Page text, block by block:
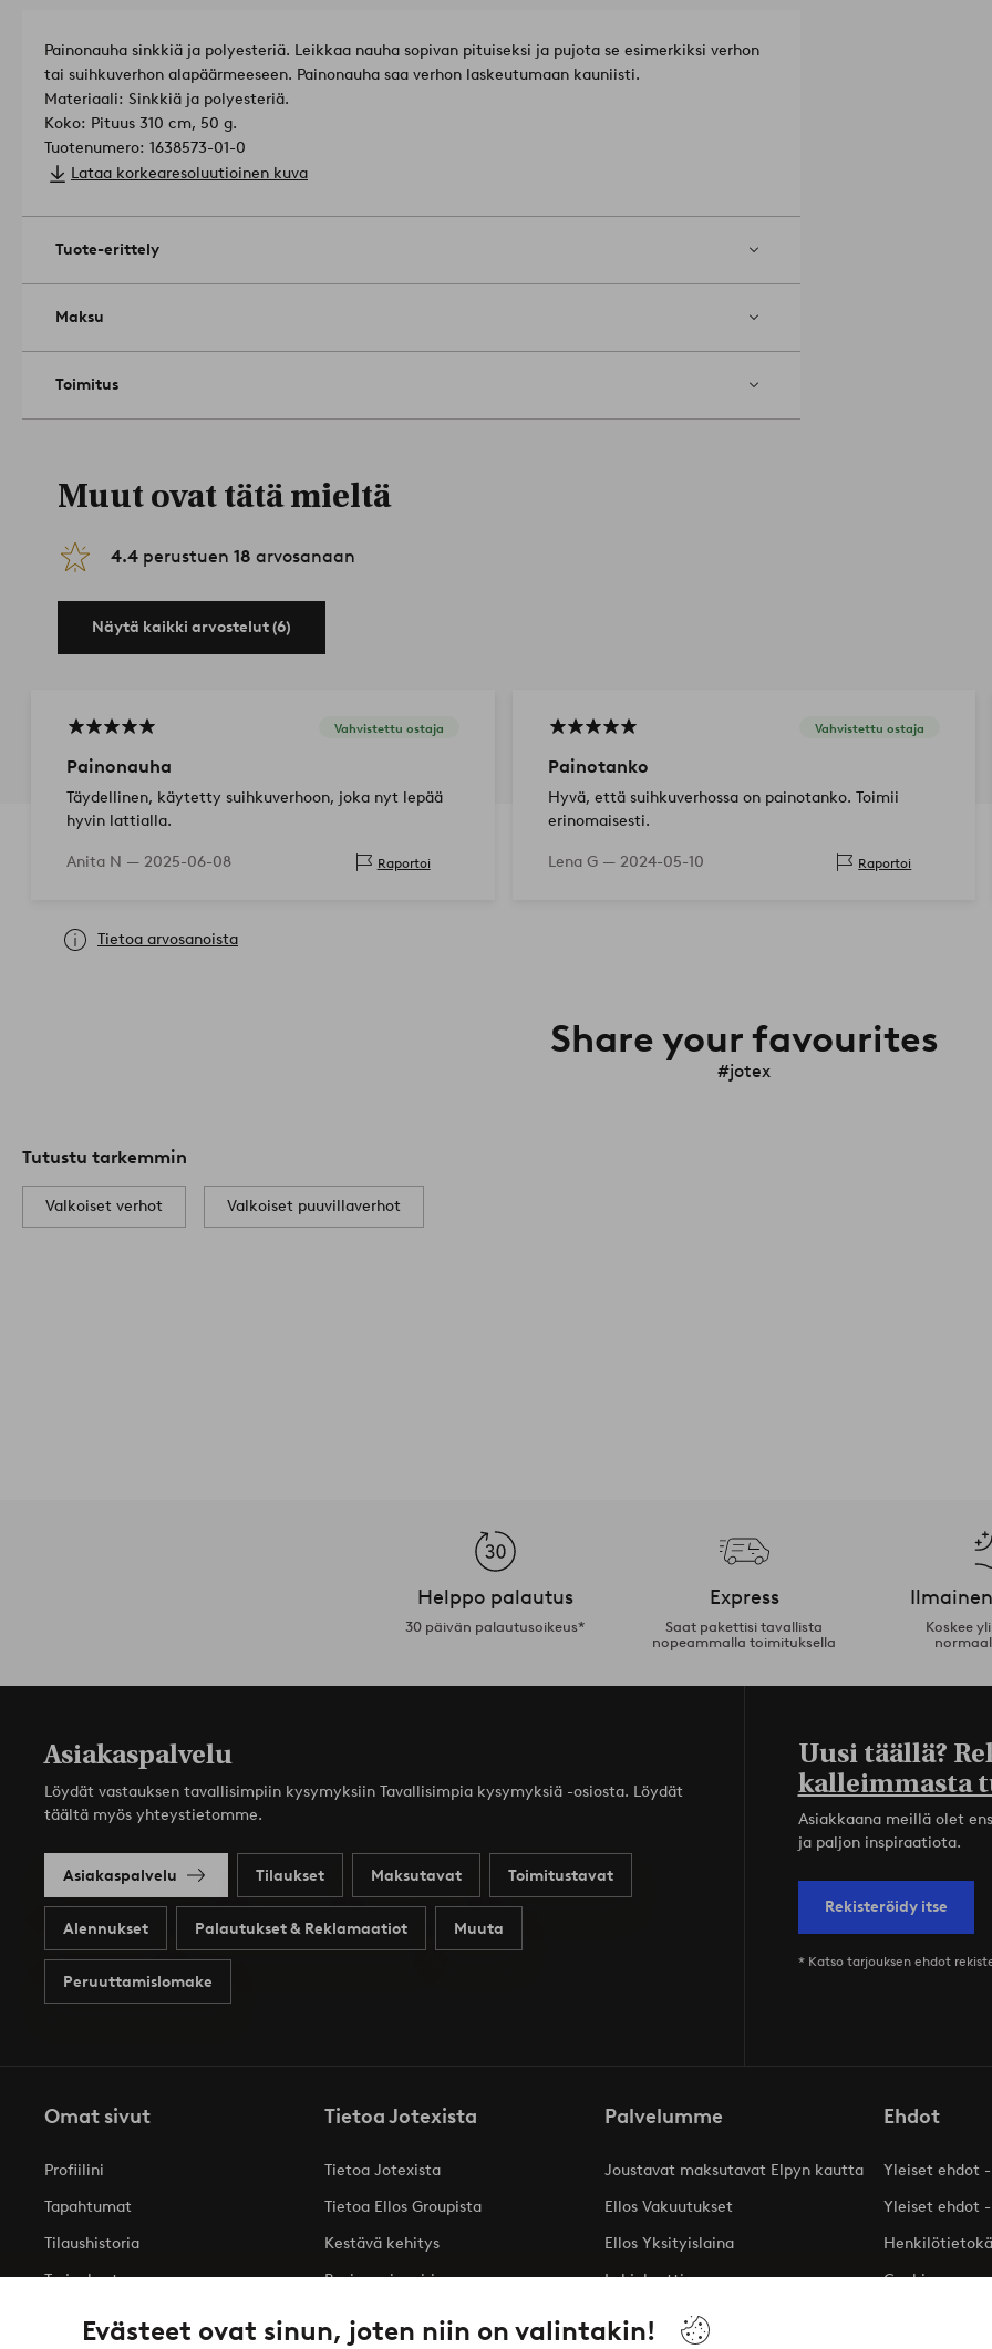
Evästeet ovat sinun, joten niin on valintakin!
Painonauha sinkkiä ja polyesteriä. Leikkaa nauha sopivan pituiseksi ja pujota se esimerkiksi verhon
tai suihkuverhon alapäärmeeseen. Painonauha saa verhon laskeutumaan kauniisti.
Materiaali: Sinkkiä ja polyesteriä.
Koko: Pituus 310 cm, 50 g.
Tuotenumero: 1638573-01-0
Lataa korkearesoluutioinen kuva
Tuote-erittely
Maksu
Toimitus
Muut ovat tätä mieltä
4.4 perustuen 18 arvosanaan
Näytä kaikki arvostelut (6)
Vahvistettu ostaja
Painonauha
Täydellinen, käytetty suihkuverhoon, joka nyt lepää
hyvin lattialla.
Anita N — 2025-06-08 Raportoi
Vahvistettu ostaja
Painotanko
Hyvä, että suihkuverhossa on painotanko. Toimii
erinomaisesti.
Lena G — 2024-05-10 Raportoi
Tietoa arvosanoista
Share your favourites
#jotex
Tutustu tarkemmin
Valkoiset verhot Valkoiset puuvillaverhot
Helppo palautus
30 päivän palautusoikeus*
Express
Saat pakettisi tavallista
nopeammalla toimituksella
Koskee
Asiakaspalvelu
Löydät vastauksen tavallisimpiin kysymyksiin Tavallisimpia kysymyksiä -osiosta. Löydät
täältä myös yhteystietomme.
Asiakaspalvelu Tilaukset Maksutavat Toimitustavat
Alennukset Palautukset & Reklamaatiot Muuta
Peruuttamislomake
Uusi täällä?
kalleimmasta
Asiakkaana meillä olet
ja paljon inspiraatiota.
Rekisteröidy itse
* Katso tarjouksen ehdot
Omat sivut
Profiilini
Tapahtumat
Tilaushistoria
Tarjoukset
Tietoa Jotexista
Tietoa Jotexista
Tietoa Ellos Groupista
Kestävä kehitys
Business inquiries
Saavutettavuusseloste
Palvelumme
Joustavat maksutavat Elpyn kautta
Ellos Vakuutukset
Ellos Yksityislaina
Lahjakortti
Ehdot
Yleiset ehdot
Yleiset ehdot
Cookies